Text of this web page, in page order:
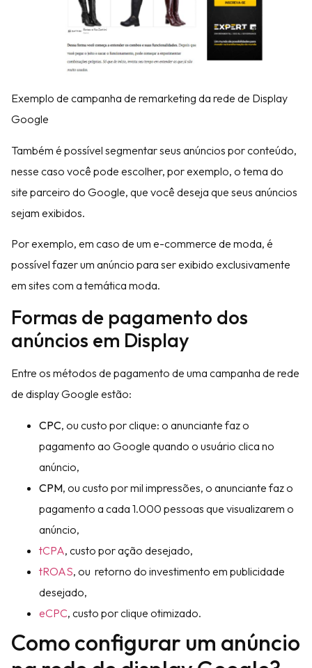
Exemplo de campanha de remarketing da rede de Display
Google
Também é possível segmentar seus anúncios por conteúdo,
nesse caso você pode escolher, por exemplo, o tema do
site parceiro do Google, que você deseja que seus anúncios
sejam exibidos.
Por exemplo, em caso de um e-commerce de moda, é
possível fazer um anúncio para ser exibido exclusivamente
em sites com a temática moda.
Formas de pagamento dos
anúncios em Display
Entre os métodos de pagamento de uma campanha de rede
de display Google estão:
CPC, ou custo por clique: o anunciante faz o
pagamento ao Google quando o usuário clica no
anúncio,
CPM, ou custo por mil impressões, o anunciante faz o
pagamento a cada 1.000 pessoas que visualizarem o
anúncio,
tCPA, custo por ação desejado,
tROAS, ou retorno do investimento em publicidade
desejado,
eCPC, custo por clique otimizado.
Como configurar um anúncio